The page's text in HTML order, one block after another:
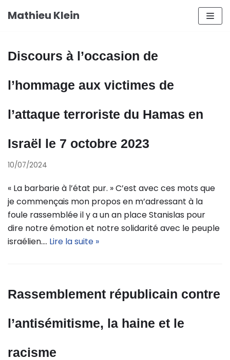
Aller
Mathieu Klein
Discours à l’occasion de
l’hommage aux victimes de
l’attaque terroriste du Hamas en
Israël le 7 octobre 2023
10/07/2024
« La barbarie à l’état pur. » C’est avec ces mots que
je commençais mon propos en m’adressant à la
foule rassemblée il y a un an place Stanislas pour
dire notre émotion et notre solidarité avec le peuple
israélien.… Lire la suite »
Rassemblement républicain contre
l’antisémitisme, la haine et le
racisme